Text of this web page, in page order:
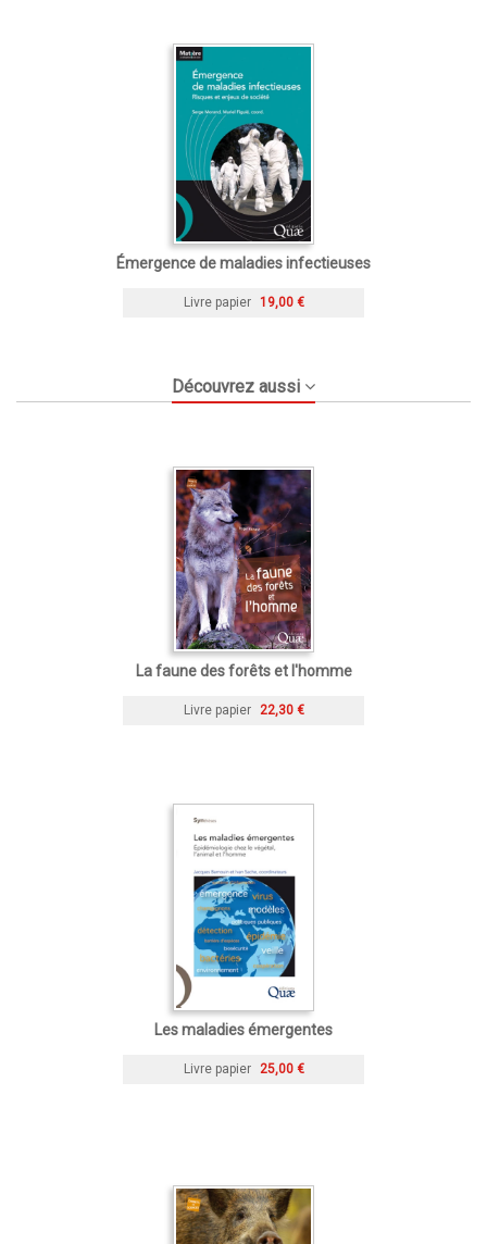
Émergence de maladies infectieuses
Livre papier 19,00 €
Découvrez aussi
La faune des forêts et l'homme
Livre papier 22,30 €
Les maladies émergentes
Livre papier 25,00 €